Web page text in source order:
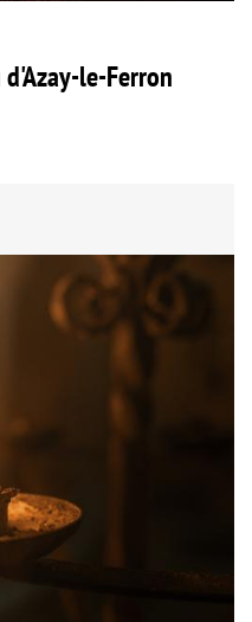
d'Azay-le-Ferron